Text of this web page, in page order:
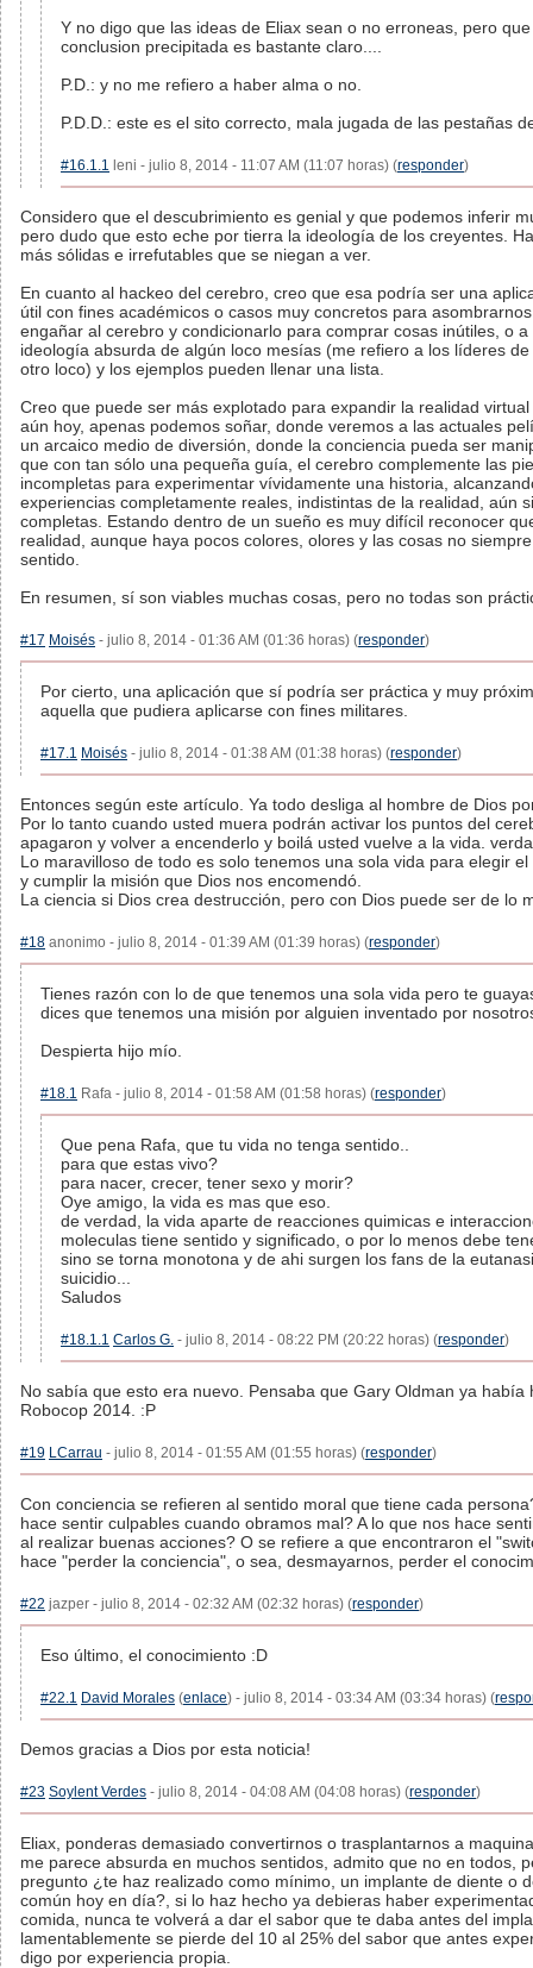
Y no digo que las ideas de Eliax sean o no erroneas, pero
conclusion precipitada es bastante claro....
P.D.: y no me refiero a haber alma o no.
P.D.D.: este es el sito correcto, mala jugada de las pestañas
#16.1.1 leni - julio 8, 2014 - 11:07 AM (11:07 horas) (responder)
Considero que el descubrimiento es genial y que podemos inferir
pero dudo que esto eche por tierra la ideología de los creyentes.
más sólidas e irrefutables que se niegan a ver.
En cuanto al hackeo del cerebro, creo que esa podría ser una
útil con fines académicos o casos muy concretos para
engañar al cerebro y condicionarlo para comprar cosas inútiles, o
ideología absurda de algún loco mesías (me refiero a los líderes
otro loco) y los ejemplos pueden llenar una lista.
Creo que puede ser más explotado para expandir la realidad
aún hoy, apenas podemos soñar, donde veremos a las actuales
un arcaico medio de diversión, donde la conciencia pueda ser
que con tan sólo una pequeña guía, el cerebro complemente las
incompletas para experimentar vívidamente una historia,
experiencias completamente reales, indistintas de la realidad, aún
completas. Estando dentro de un sueño es muy difícil reconocer
realidad, aunque haya pocos colores, olores y las cosas no
sentido.
En resumen, sí son viables muchas cosas, pero no todas son
#17 Moisés - julio 8, 2014 - 01:36 AM (01:36 horas) (responder)
Por cierto, una aplicación que sí podría ser práctica y muy
aquella que pudiera aplicarse con fines militares.
#17.1 Moisés - julio 8, 2014 - 01:38 AM (01:38 horas) (responder)
Entonces según este artículo. Ya todo desliga al hombre de Dios
Por lo tanto cuando usted muera podrán activar los puntos del
apagaron y volver a encenderlo y boilá usted vuelve a la vida.
Lo maravilloso de todo es solo tenemos una sola vida para elegir
y cumplir la misión que Dios nos encomendó.
La ciencia si Dios crea destrucción, pero con Dios puede ser de lo
#18 anonimo - julio 8, 2014 - 01:39 AM (01:39 horas) (responder)
Tienes razón con lo de que tenemos una sola vida pero te
dices que tenemos una misión por alguien inventado por
Despierta hijo mío.
#18.1 Rafa - julio 8, 2014 - 01:58 AM (01:58 horas) (responder)
Que pena Rafa, que tu vida no tenga sentido..
para que estas vivo?
para nacer, crecer, tener sexo y morir?
Oye amigo, la vida es mas que eso.
de verdad, la vida aparte de reacciones quimicas e
moleculas tiene sentido y significado, o por lo menos debe
sino se torna monotona y de ahi surgen los fans de la
suicidio...
Saludos
#18.1.1 Carlos G. - julio 8, 2014 - 08:22 PM (20:22 horas) (responder)
No sabía que esto era nuevo. Pensaba que Gary Oldman ya había
Robocop 2014. :P
#19 LCarrau - julio 8, 2014 - 01:55 AM (01:55 horas) (responder)
Con conciencia se refieren al sentido moral que tiene cada
hace sentir culpables cuando obramos mal? A lo que nos hace
al realizar buenas acciones? O se refiere a que encontraron el
hace "perder la conciencia", o sea, desmayarnos, perder el
#22 jazper - julio 8, 2014 - 02:32 AM (02:32 horas) (responder)
Eso último, el conocimiento :D
#22.1 David Morales (enlace) - julio 8, 2014 - 03:34 AM (03:34 horas) (
Demos gracias a Dios por esta noticia!
#23 Soylent Verdes - julio 8, 2014 - 04:08 AM (04:08 horas) (responder)
Eliax, ponderas demasiado convertirnos o trasplantarnos a
me parece absurda en muchos sentidos, admito que no en todos,
pregunto ¿te haz realizado como mínimo, un implante de diente o
común hoy en día?, si lo haz hecho ya debieras haber
comida, nunca te volverá a dar el sabor que te daba antes del
lamentablemente se pierde del 10 al 25% del sabor que antes
digo por experiencia propia.